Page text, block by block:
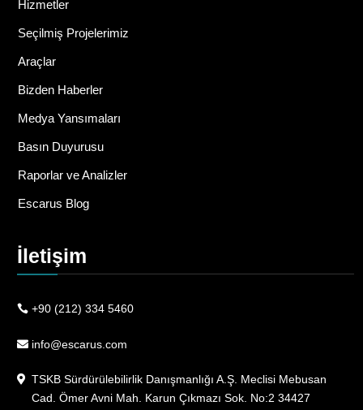
Hizmetler
Seçilmiş Projelerimiz
Araçlar
Bizden Haberler
Medya Yansımaları
Basın Duyurusu
Raporlar ve Analizler
Escarus Blog
İletişim
+90 (212) 334 5460
info@escarus.com
TSKB Sürdürülebilirlik Danışmanlığı A.Ş. Meclisi Mebusan
Cad. Ömer Avni Mah. Karun Çıkmazı Sok. No:2 34427